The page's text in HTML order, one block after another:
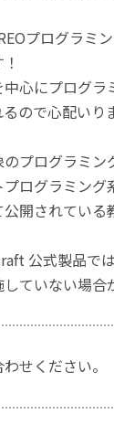
プログラミ
心にプログ
ので心配いり
プログラミン
プログラミン
開されている
公式製品
ていない場合
せください。